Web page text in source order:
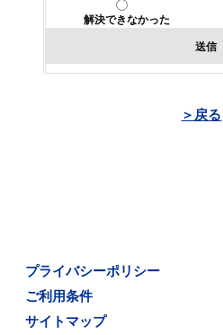
解決できなかった
送信
＞戻る
プライバシーポリシー
ご利用条件
サイトマップ